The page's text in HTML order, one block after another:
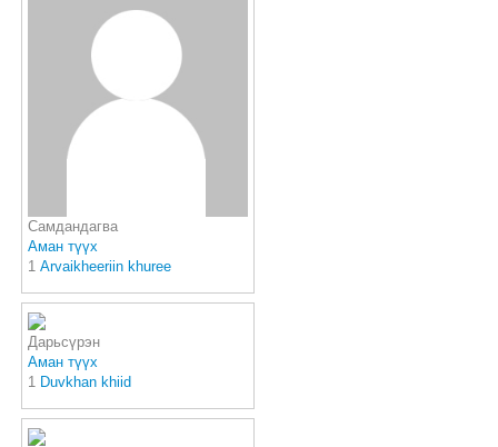
Самдандагва
Аман түүх
1 Аrvaikheeriin khuree
Дарьсүрэн
Аман түүх
1 Duvkhan khiid